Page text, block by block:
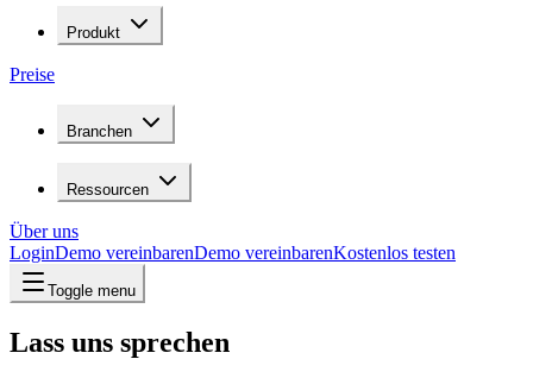
Produkt
Preise
Branchen
Ressourcen
Über uns
LoginDemo vereinbarenDemo vereinbarenKostenlos testen
Toggle menu
Lass uns sprechen